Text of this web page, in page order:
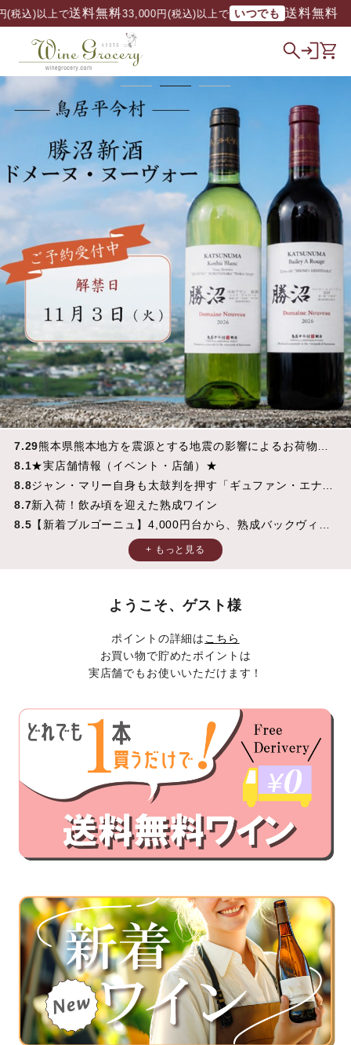
無料/ 33,000円(税込)以上で いつでも 送料無料
7.29熊本県熊本地方を震源とする地震の影響によるお荷物の
お届けについて
8.1★実店舗情報（イベント・店舗）★
8.8ジャン・マリー自身も太鼓判を押す「ギュファン・エナン
2024」入荷！
8.7新入荷！飲み頃を迎えた熟成ワイン
8.5 【新着ブルゴーニュ】4,000円台から、熟成バックヴィン
【送料無料ワイン】新たなラインナップが仲間入り！
夏のスタッフ人気ワインTOP3ご紹介！
現地訪問！熟成品「ボット・ゲイル」を10本限定販売
望の予約受付再開！
ようこそ、ゲスト様
ポイントの詳細はこちら
お買い物で貯めたポイントは
実店舗でもお使いいただけます！